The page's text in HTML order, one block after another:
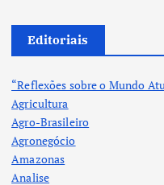
Editoriais
“Reflexões sobre o Mundo
Agricultura
Agro-Brasileiro
Agronegócio
Amazonas
Analise